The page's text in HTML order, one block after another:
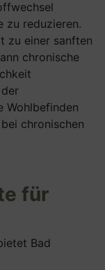
zu reduzieren.
zu einer sanften
chronische
Wohlbefinden
chronischen
für
Bad